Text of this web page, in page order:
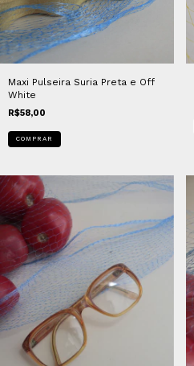
Maxi Pulseira Suria Preta e Off
White
R$58,00
COMPRAR